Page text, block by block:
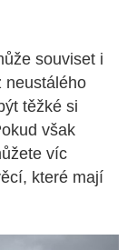
souviset i
neustálého
těžké si
však
víc
které mají